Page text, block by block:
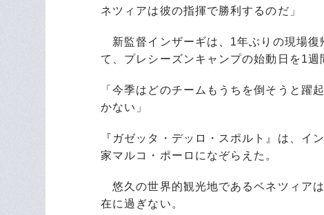
ネツィアは彼の指揮で勝利するのだ」
新監督インザーギは、1年ぶりの現場復
て、プレシーズンキャンプの始動日を1週
「今季はどのチームもうちを倒そうと躍
かない」
『ガゼッタ・デッロ・スポルト』は、イ
家マルコ・ポーロになぞらえた。
悠久の世界的観光地であるベネツィア
在に過ぎない。